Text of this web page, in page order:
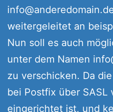
weitergeleitet an
Nun soll es auch
unter dem Namen
zu verschicken. Da
bei Postfix über SASL
eingerichtet ist, und